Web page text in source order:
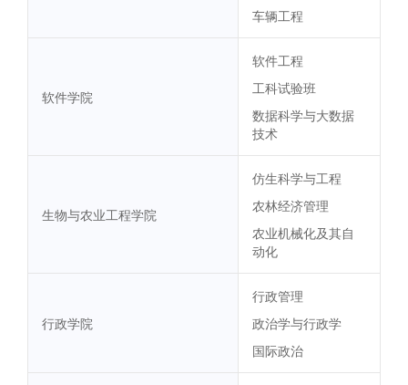
车辆工程
软件学院
软件工程
工科试验班
数据科学与大数据
技术
生物与农业工程学院
仿生科学与工程
农林经济管理
农业机械化及其自
动化
行政学院
行政管理
政治学与行政学
国际政治